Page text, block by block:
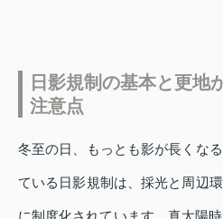
日影規制の基本と更地
注意点
冬至の日、もっとも影が長くな
ている日影規制は、採光と周辺
に制度化されています。真太陽